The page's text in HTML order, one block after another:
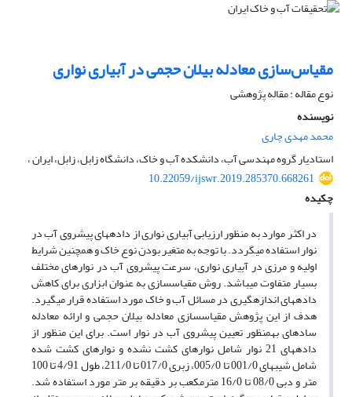
مقیاس‌سازی معادله بیلان حجمی در آبیاری نواری
نوع مقاله : مقاله پژوهشی
نویسنده
محمد مهدی چاری
استادیار گروه مهندسی آب، دانشکده آب و خاک، دانشگاه زابل، زابل، ایران ،
10.22059/ijswr.2019.285370.668261
چکیده
در اکثر موارد به منظور ارزیابی آبیاری نواری از داده­های پیشروی آب در
نوار استفاده می­گردد. با توجه به متغیر بودن نوع خاک و همچنین شرایط
اولیه و مرزی در آبیاری نواری، سرعت پیشروی آب در نوار­های مختلف
بسیار متفاوت می­باشد. روش مقیاس­سازی به عنوان ابزاری برای کاهش
داده­های اندازه­گیری در مسائل آب و خاک مورد استفاده قرار می­گیرد.
هدف از این پژوهش مقیاس­سازی معادله بیلان حجمی و ارائه معادله
ساده­ای به­منظور تعیین پیشروی آب در نوار است. برای این منظور از
داده­های 21 نوار شامل نوارهای کشت نشده و نوارهای کشت شده
شامل شیب­های 001/0 تا 005/0، زبری 017/0 تا 211/0، طول 4/91 تا 100
متر و دبی 08/0 تا 16/0 مترمکعب بر دقیقه بر متر مورد استفاده شد.